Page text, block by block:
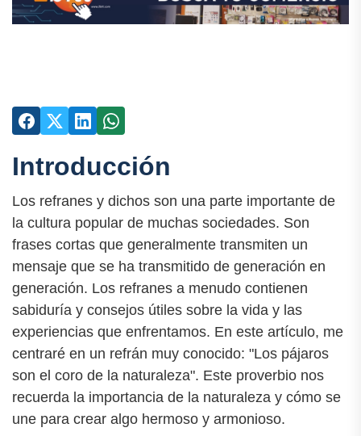
Introducción
Los refranes y dichos son una parte importante de
la cultura popular de muchas sociedades. Son
frases cortas que generalmente transmiten un
mensaje que se ha transmitido de generación en
generación. Los refranes a menudo contienen
sabiduría y consejos útiles sobre la vida y las
experiencias que enfrentamos. En este artículo, me
centraré en un refrán muy conocido: "Los pájaros
son el coro de la naturaleza". Este proverbio nos
recuerda la importancia de la naturaleza y cómo se
une para crear algo hermoso y armonioso.